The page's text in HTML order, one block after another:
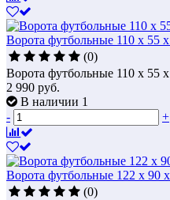
Ворота футбольные 110 х 55
(0)
Ворота футбольные 110 х 55
2 990 руб.
В наличии 1
-
+
Ворота футбольные 122 х 90
(0)